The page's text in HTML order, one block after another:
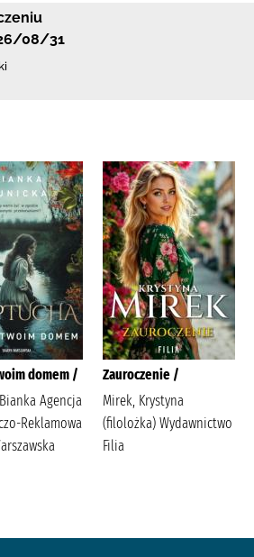
08/31
domem /
Agencja
Reklamowa
Zauroczenie /
Mirek, Krystyna
(filolożka) Wydawnictwo
Filia